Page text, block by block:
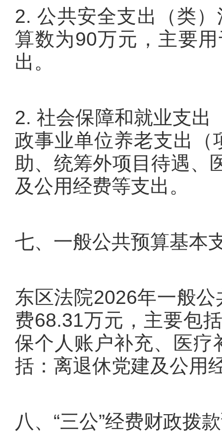
2. 公共安全支出（类
算数为90万元，主要
出。
2. 社会保障和就业支出
政事业单位养老支出
助、统筹外项目待遇、
及公用经费等支出。
七、一般公共预算基本
东区法院2026年一般
费68.31万元，主要包
保个人账户补充、医疗
括：离退休党建及公用
八、“三公”经费财政拨